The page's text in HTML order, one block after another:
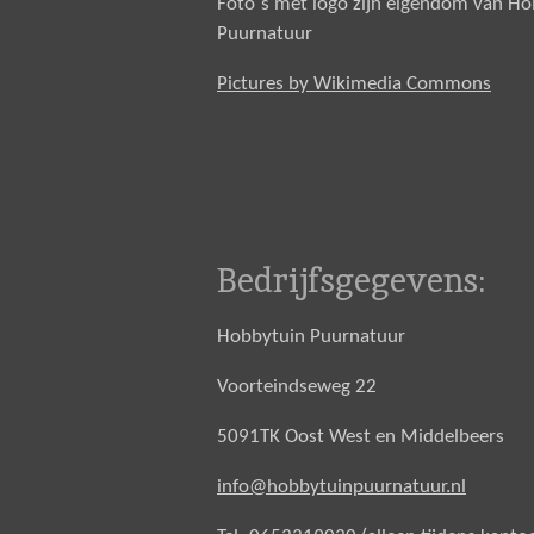
Foto`s met logo zijn eigendom van
Puurnatuur
Pictures by Wikimedia Commons
Bedrijfsgegevens:
Hobbytuin Puurnatuur
Voorteindseweg 22
5091TK Oost West en Middelbeers
info@hobbytuinpuurnatuur.nl